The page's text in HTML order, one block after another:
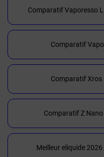
Comparatif Vaporesso
Comparatif
Comparatif Xros
Comparatif Z Nano
Meilleur eliquide